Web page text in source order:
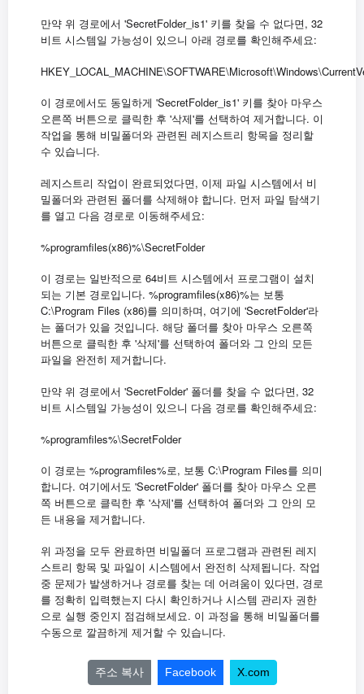
만약 위 경로에서 'SecretFolder_is1' 키를 찾을 수 없다면, 32
비트 시스템일 가능성이 있으니 아래 경로를 확인해주세요:
이 경로에서도 동일하게 'SecretFolder_is1' 키를 찾아 마우스
오른쪽 버튼으로 클릭한 후 '삭제'를 선택하여 제거합니다. 이
작업을 통해 비밀폴더와 관련된 레지스트리 항목을 정리할
수 있습니다.
레지스트리 작업이 완료되었다면, 이제 파일 시스템에서 비
밀폴더와 관련된 폴더를 삭제해야 합니다. 먼저 파일 탐색기
를 열고 다음 경로로 이동해주세요:
%programfiles(x86)%\SecretFolder
이 경로는 일반적으로 64비트 시스템에서 프로그램이 설치
되는 기본 경로입니다. %programfiles(x86)%는 보통
C:\Program Files (x86)를 의미하며, 여기에 'SecretFolder'라
는 폴더가 있을 것입니다. 해당 폴더를 찾아 마우스 오른쪽
버튼으로 클릭한 후 '삭제'를 선택하여 폴더와 그 안의 모든
파일을 완전히 제거합니다.
만약 위 경로에서 'SecretFolder' 폴더를 찾을 수 없다면, 32
비트 시스템일 가능성이 있으니 다음 경로를 확인해주세요:
%programfiles%\SecretFolder
이 경로는 %programfiles%로, 보통 C:\Program Files를 의미
합니다. 여기에서도 'SecretFolder' 폴더를 찾아 마우스 오른
쪽 버튼으로 클릭한 후 '삭제'를 선택하여 폴더와 그 안의 모
든 내용을 제거합니다.
위 과정을 모두 완료하면 비밀폴더 프로그램과 관련된 레지
스트리 항목 및 파일이 시스템에서 완전히 삭제됩니다. 작업
중 문제가 발생하거나 경로를 찾는 데 어려움이 있다면 , 경로
를 정확히 입력했는지 다시 확인하거나 시스템 관리자 권한
으로 실행 중인지 점검해보세요. 이 과정을 통해 비밀폴더를
수동으로 깔끔하게 제거할 수 있습니다.
주소 복사 Facebook X.com